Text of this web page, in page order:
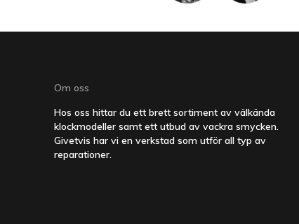
Om oss
Hos oss hittar du ett brett sortiment av välkända
klockmodeller samt ett utbud av vackra smycken.
Givetvis har vi en verkstad som utför all typ av
reparationer.